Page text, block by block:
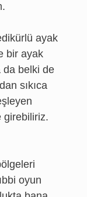
ayak
bir ayak
da belki de
sıkıca
girebiliriz.
oyun